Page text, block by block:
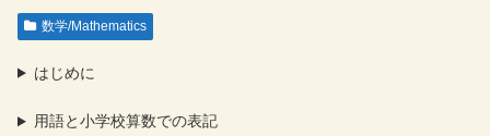
数学/Mathematics
はじめに
用語と小学校算数での表記